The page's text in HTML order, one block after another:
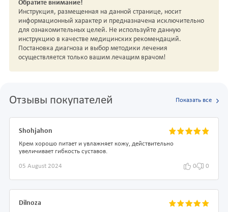
Обратите внимание!
Инструкция, размещенная на данной странице, носит
информационный характер и предназначена исключительно
для ознакомительных целей. Не используйте данную
инструкцию в качестве медицинских рекомендаций.
Постановка диагноза и выбор методики лечения
осуществляется только вашим лечащим врачом!
Отзывы покупателей Показать все
Shohjahon
Крем хорошо питает и увлажняет кожу, действительно
увеличивает гибкость суставов.
05 August 2024 0 0
Dilnoza